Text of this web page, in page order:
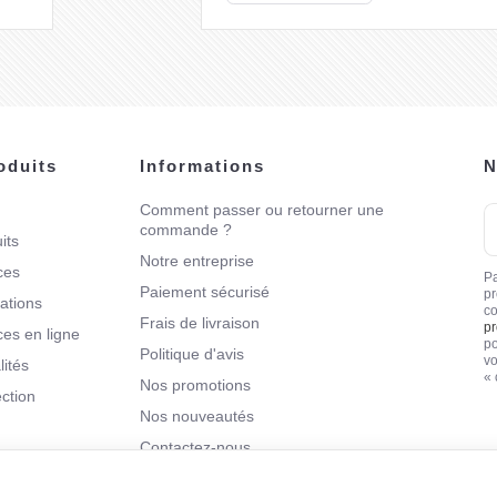
e-
«
en ligne
Informations
Comment passer ou retourner une
commande ?
Notre entreprise
Paiement sécurisé
Frais de livraison
Politique d'avis
Nos promotions
Nos nouveautés
Contactez-nous